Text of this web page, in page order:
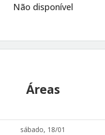
Não disponível
Áreas
sábado, 18/01